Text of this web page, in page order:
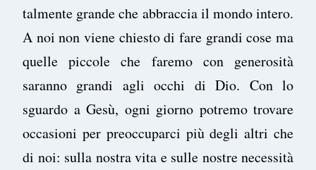
talmente grande che abbraccia il mondo intero.
A noi non viene chiesto di fare grandi cose ma
quelle piccole che faremo con generosità
saranno grandi agli occhi di Dio. Con lo
sguardo a Gesù, ogni giorno potremo trovare
occasioni per preoccuparci più degli altri che
di noi: sulla nostra vita e sulle nostre necessità